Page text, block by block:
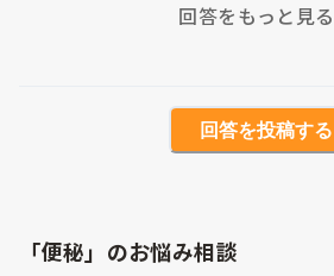
回答をもっと見る
回答を投稿する
「便秘」のお悩み相談